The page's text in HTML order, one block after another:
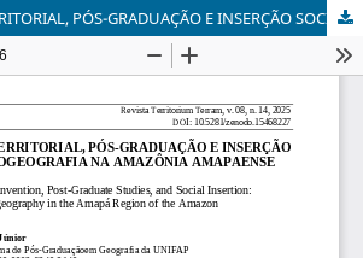
PÓS-GRADUAÇÃO E INSERÇÃO SOCIAL